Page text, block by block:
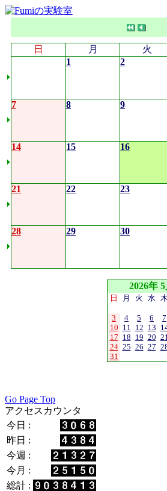
日 月 火
1
2
7 8 9
14 15 16
21 22 23
28 29 30
2026年 5
日 月 火 水 木
3
4 5 6 7
10 11 12 13
17 18 19 20
24 25 26 27
31
Go Page Top
アクセスカウンタ
今日 :
昨日 :
今週 :
今月 :
総計 :